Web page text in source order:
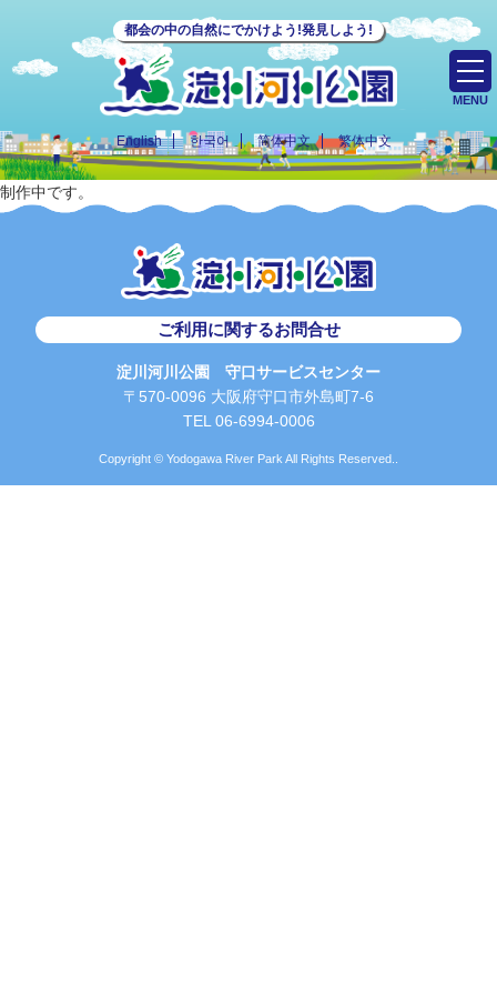
都会の中の自然にでかけよう!発見しよう!
English 한국어 简体中文 繁体中文
MENU
制作中です。
ご利用に関するお問合せ
淀川河川公園 守口サービスセンター
〒570-0096 大阪府守口市外島町7-6
TEL 06-6994-0006
Copyright © Yodogawa River Park All Rights Reserved..